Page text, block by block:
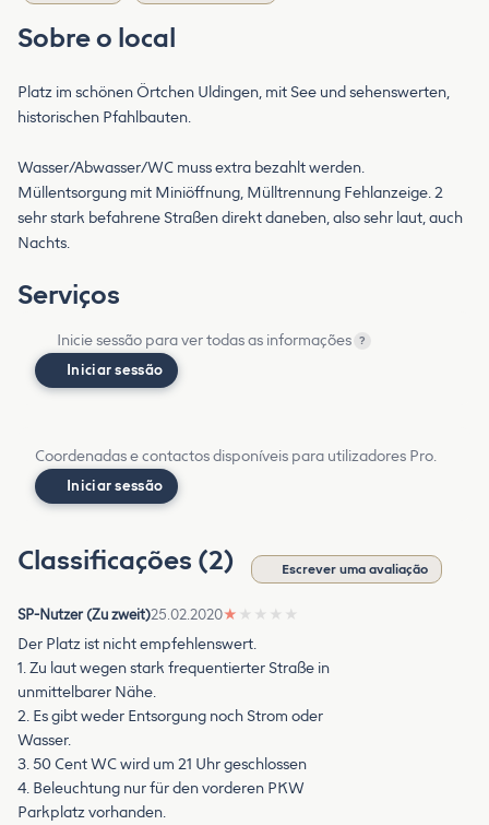
Sobre o local
Platz im schönen Örtchen Uldingen, mit See und sehenswerten,
historischen Pfahlbauten.
Wasser/Abwasser/WC muss extra bezahlt werden.
Müllentsorgung mit Miniöffnung, Mülltrennung Fehlanzeige. 2
sehr stark befahrene Straßen direkt daneben, also sehr laut, auch
Nachts.
Serviços
Inicie sessão para ver todas as informações ?
Iniciar sessão
Coordenadas e contactos disponíveis para utilizadores Pro.
Iniciar sessão
Classificações (2) Escrever uma avaliação
SP-Nutzer (Zu zweit)25.02.2020★ ★ ★ ★ ★
Der Platz ist nicht empfehlenswert.
1. Zu laut wegen stark frequentierter Straße in
unmittelbarer Nähe.
2. Es gibt weder Entsorgung noch Strom oder
Wasser.
3. 50 Cent WC wird um 21 Uhr geschlossen
4. Beleuchtung nur für den vorderen PKW
Parkplatz vorhanden.